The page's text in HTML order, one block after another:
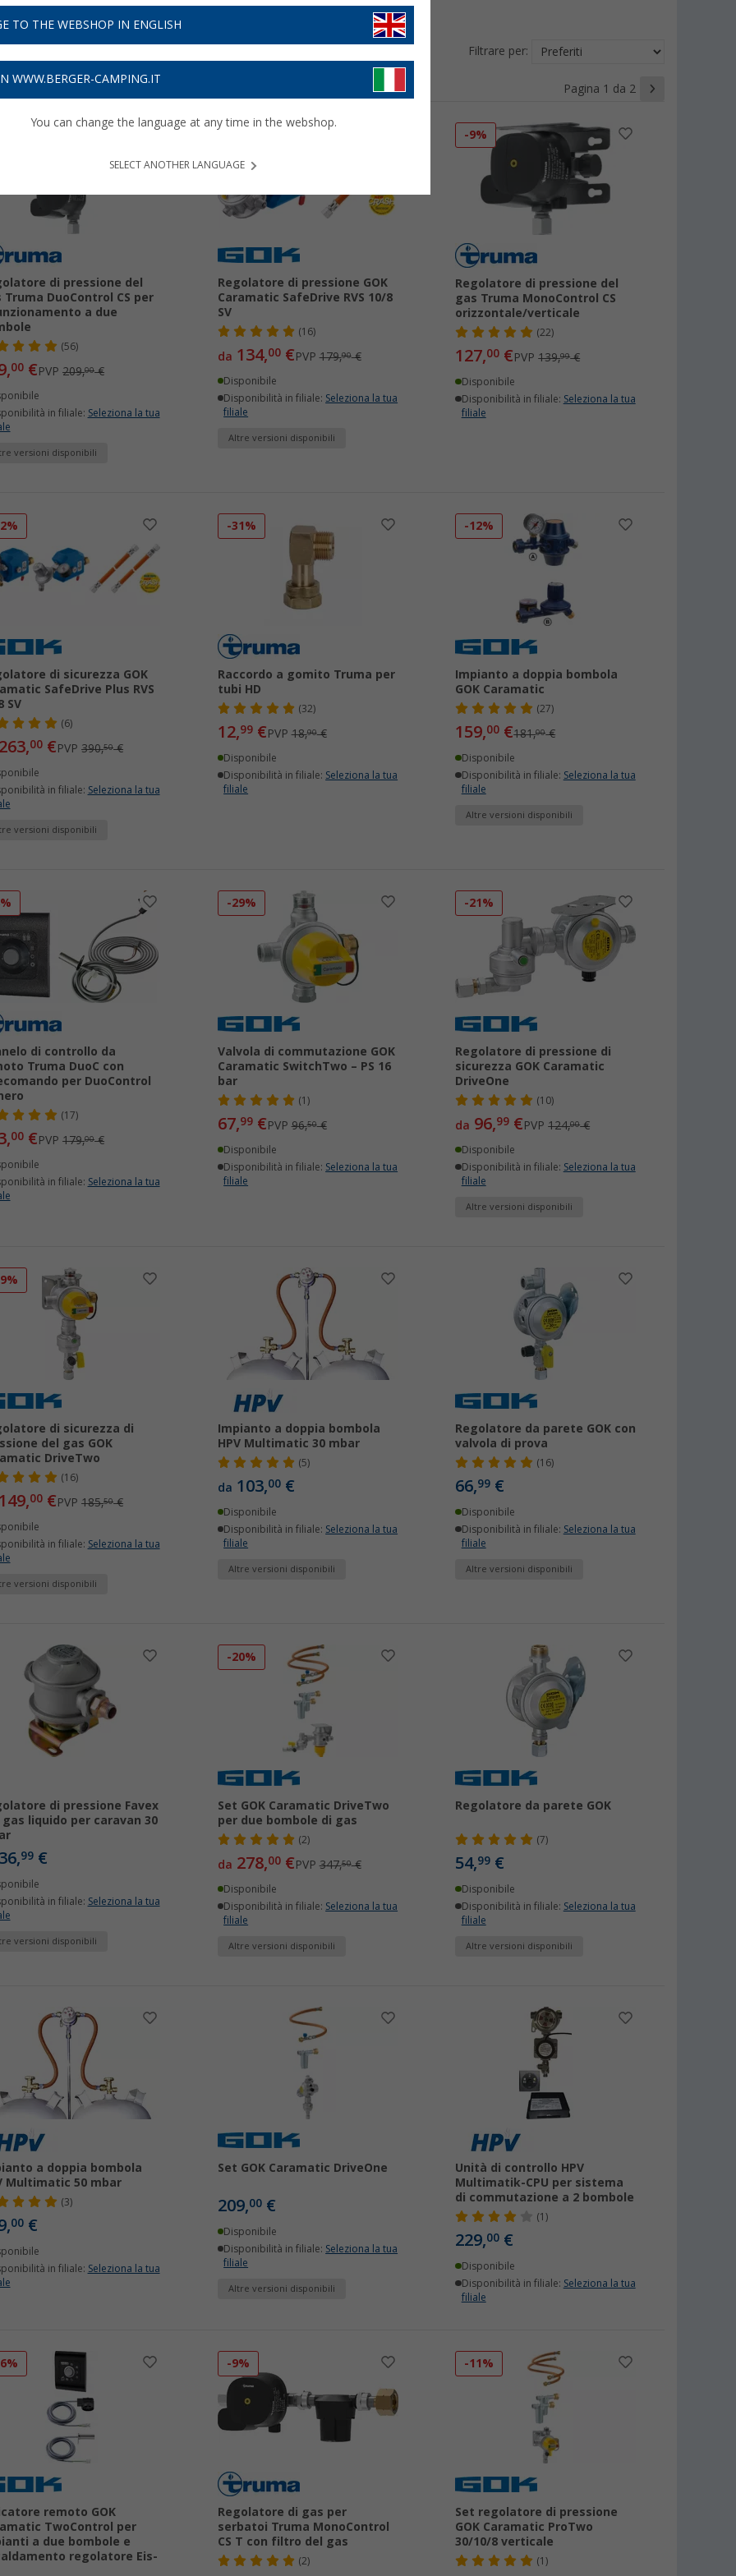
per veicoli da campeggio...
Filtrare per:
Pagina 1 da 2
di pressione del
Truma DuoControl CS per
a due
(56)
00 €PVP209,00€
in filiale: Seleziona la tua
versioni disponibili
Regolatore di pressione GOK
Caramatic SafeDrive RVS 10/8
SV
(16)
da 134,00€PVP179,90€
Disponibile
Disponibilità in filiale: Seleziona la tua
filiale
Altre versioni disponibili
-9%
Regolatore di pressione del
gas Truma MonoControl CS
orizzontale/verticale
(22)
127,00 €PVP139,99€
Disponibile
Disponibilità in filiale: Seleziona la tua
filiale
di sicurezza GOK
SafeDrive Plus RVS
SV
(6)
263,00 €PVP390,50€
in filiale: Seleziona la tua
versioni disponibili
-31%
Raccordo a gomito Truma per
tubi HD
(32)
12,99€PVP18,90€
Disponibile
Disponibilità in filiale: Seleziona la tua
filiale
-12%
Impianto a doppia bombola
GOK Caramatic
(27)
159,00 €181,00€
Disponibile
Disponibilità in filiale: Seleziona la tua
filiale
Altre versioni disponibili
di controllo da
Truma DuoC con
per DuoControl
(17)
00 €PVP179,00€
in filiale: Seleziona la tua
-29%
Valvola di commutazione GOK
Caramatic SwitchTwo – PS 16
bar
(1)
67,99€PVP96,50€
Disponibile
Disponibilità in filiale: Seleziona la tua
filiale
-21%
Regolatore di pressione di
sicurezza GOK Caramatic
DriveOne
(10)
da 96,99 €PVP124,00€
Disponibile
Disponibilità in filiale: Seleziona la tua
filiale
Altre versioni disponibili
di sicurezza di
del gas GOK
DriveTwo
(16)
149,00 €PVP185,50€
in filiale: Seleziona la tua
versioni disponibili
Impianto a doppia bombola
HPV Multimatic 30 mbar
(5)
da 103,00€
Disponibile
Disponibilità in filiale: Seleziona la tua
filiale
Altre versioni disponibili
Regolatore da parete GOK con
valvola di prova
(16)
66,99 €
Disponibile
Disponibilità in filiale: Seleziona la tua
filiale
Altre versioni disponibili
di pressione Favex
gas liquido per caravan 30
36,99 €
in filiale: Seleziona la tua
versioni disponibili
-20%
Set GOK Caramatic DriveTwo
per due bombole di gas
(2)
da 278,00€PVP347,50€
Disponibile
Disponibilità in filiale: Seleziona la tua
filiale
Altre versioni disponibili
Regolatore da parete GOK
(7)
54,99 €
Disponibile
Disponibilità in filiale: Seleziona la tua
filiale
Altre versioni disponibili
a doppia bombola
Multimatic 50 mbar
(3)
00 €
in filiale: Seleziona la tua
Set GOK Caramatic DriveOne
209,00€
Disponibile
Disponibilità in filiale: Seleziona la tua
filiale
Altre versioni disponibili
Unità di controllo HPV
Multimatik-CPU per sistema
di commutazione a 2 bombole
(1)
229,00 €
Disponibile
Disponibilità in filiale: Seleziona la tua
filiale
remoto GOK
TwoControl per
a due bombole e
regolatore Eis-
-9%
Regolatore di gas per
serbatoi Truma MonoControl
CS T con filtro del gas
(2)
-11%
Set regolatore di pressione
GOK Caramatic ProTwo
30/10/8 verticale
(1)
TO THE WEBSHOP IN ENGLISH
WWW.BERGER-CAMPING.IT
You can change the language at any time in the webshop.
SELECT ANOTHER LANGUAGE